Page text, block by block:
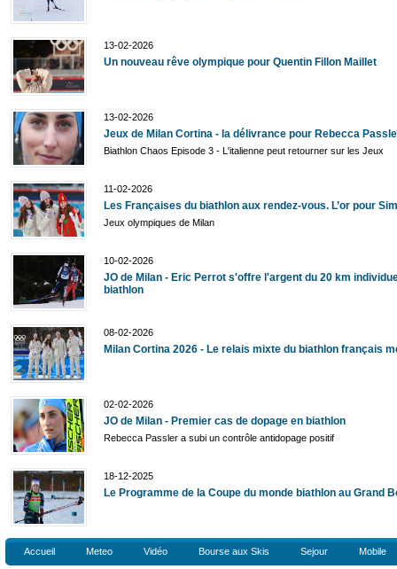
13-02-2026
Un nouveau rêve olympique pour Quentin Fillon Maillet
13-02-2026
Jeux de Milan Cortina - la délivrance pour Rebecca
Biathlon Chaos Episode 3 - L'italienne peut retourner sur les Jeux
11-02-2026
Les Françaises du biathlon aux rendez-vous. L’or pour
Jeux olympiques de Milan
10-02-2026
JO de Milan - Eric Perrot s'offre l'argent du 20 km
biathlon
08-02-2026
Milan Cortina 2026 - Le relais mixte du biathlon français
02-02-2026
JO de Milan - Premier cas de dopage en biathlon
Rebecca Passler a subi un contrôle antidopage positif
18-12-2025
Le Programme de la Coupe du monde biathlon au Grand
Accueil Meteo Vidéo Bourse aux Skis Sejour Mobile